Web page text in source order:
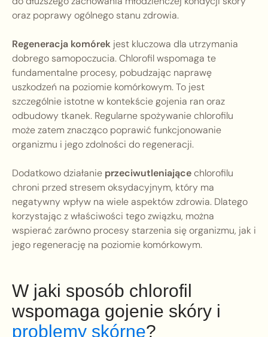
oraz poprawy ogólnego stanu zdrowia.
Regeneracja komórek jest kluczowa dla utrzymania
dobrego samopoczucia. Chlorofil wspomaga te
fundamentalne procesy, pobudzając naprawę
uszkodzeń na poziomie komórkowym. To jest
szczególnie istotne w kontekście gojenia ran oraz
odbudowy tkanek. Regularne spożywanie chlorofilu
może zatem znacząco poprawić funkcjonowanie
organizmu i jego zdolności do regeneracji.
Dodatkowo działanie przeciwutleniającechlorofilu
chroni przed stresem oksydacyjnym, który ma
negatywny wpływ na wiele aspektów zdrowia. Dlatego
korzystając z właściwości tego związku, można
wspierać zarówno procesy starzenia się organizmu, jak i
jego regenerację na poziomie komórkowym.
W jaki sposób chlorofil
wspomaga gojenie skóry i
problemy skórne?